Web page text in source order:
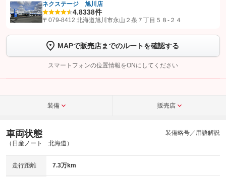
【STEP1】認証画面でグーネットを友だち追加してから「許可する」ボタンを押
トーク画面で
ボタンをタップして問い合わせを
完了してください。
こちら
ネクステージ 旭川店
4.8338件
〒079-8412 北海道旭川市永山２条７丁目５８‐２４
MAPで販売店までのルートを確認する
スマートフォンの位置情報をONにしてください
装備 販売店
車両状態
（日産ノート 北海道）
装備略号／用語解説
走行距離 7.3万km